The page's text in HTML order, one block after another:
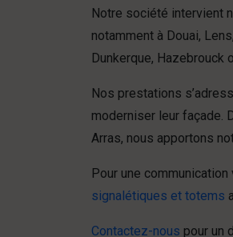
Notre société intervient
notamment à Douai,
Dunkerque,
Nos prestations
moderniser leur façade.
Arras, nous apportons
Pour une
signalétiques et totems
Contactez-nous pour un